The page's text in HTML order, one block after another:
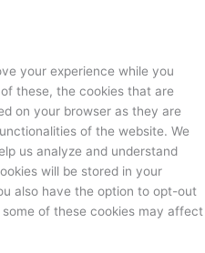
your experience while you
these, the cookies that are
on your browser as they are
of the website. We
us analyze and understand
will be stored in your
also have the option to opt-out
of these cookies may affect